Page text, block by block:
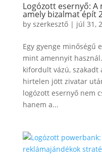
Logózott esernyő:
amely bizalmat épít
by szerkesztő| júl 31,
Egy gyenge minőségű
mint amennyit
kifordult vázú, szakadt
hirtelen jött zivatar
logózott esernyő nem
hanem a...